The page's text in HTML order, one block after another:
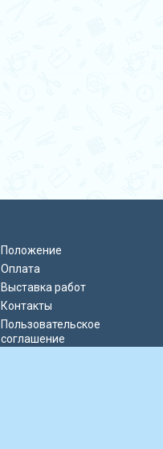
Положение
Оплата
Выставка работ
Контакты
Пользовательское
соглашение